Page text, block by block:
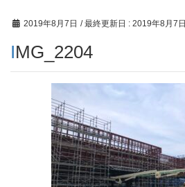
2019年8月7日 / 最終更新日 : 2019年8月7日
IMG_2204